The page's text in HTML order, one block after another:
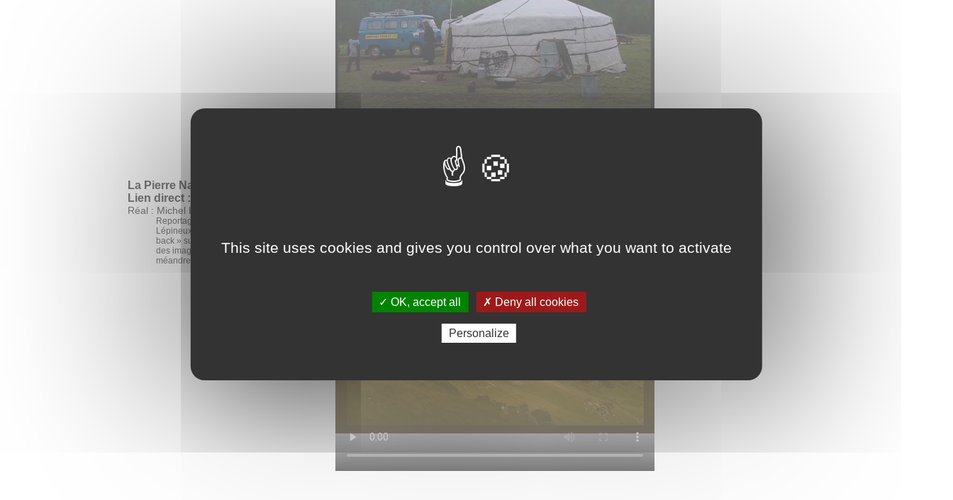
La Pierre Naissance d’un Mythe
Lien direct :
Réal : Michel Luquet
Reportage au cours d’une traversée
Lépineux-Verna avec séquences en « Flash
back » sur les premières expéditions avec
des images de H. Tazieff et J.Ertaud et du
méandre Martine de Pierre Wajdenfeld
This site uses cookies and gives you control over what you want to activate
✓ OK, accept all ✗ Deny all cookies
Personalize